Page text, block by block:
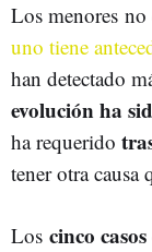
Los menores no
uno tiene
han detectado
evolución ha
ha requerido
tener otra
Los cinco